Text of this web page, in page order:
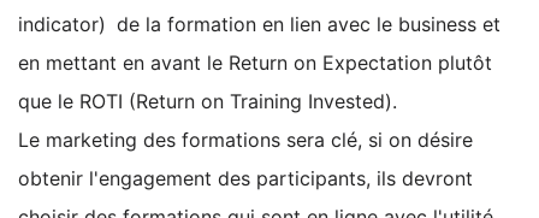
indicator) de la formation en lien avec le business et
en mettant en avant le Return on Expectation plutôt
que le ROTI (Return on Training Invested).
Le marketing des formations sera clé, si on désire
obtenir l'engagement des participants, ils devront